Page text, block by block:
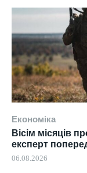
Економіка
Вісім місяців
експерт
06.08.2026